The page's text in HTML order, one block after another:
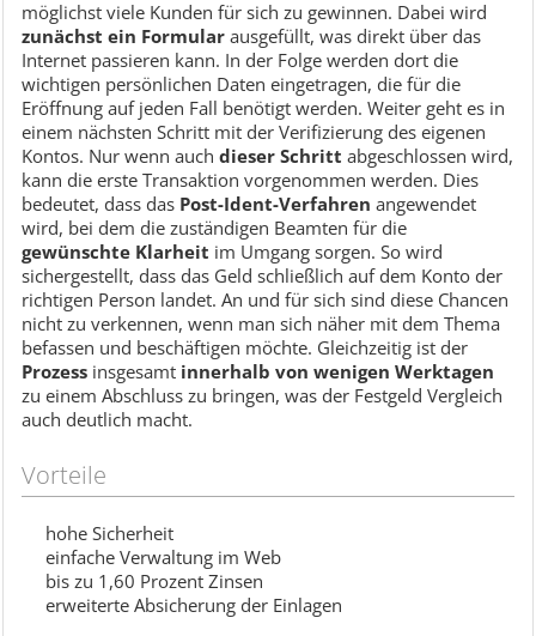
möglichst viele Kunden für sich zu gewinnen. Dabei wird
zunächst ein Formular ausgefüllt, was direkt über das
Internet passieren kann. In der Folge werden dort die
wichtigen persönlichen Daten eingetragen, die für die
Eröffnung auf jeden Fall benötigt werden. Weiter geht es in
einem nächsten Schritt mit der Verifizierung des eigenen
Kontos. Nur wenn auchdieser Schritt abgeschlossen wird,
kann die erste Transaktion vorgenommen werden. Dies
bedeutet, dass das Post-Ident-Verfahren angewendet
wird, bei dem die zuständigen Beamten für die
gewünschte Klarheit im Umgang sorgen. So wird
sichergestellt, dass das Geld schließlich auf dem Konto der
richtigen Person landet. An und für sich sind diese Chancen
nicht zu verkennen, wenn man sich näher mit dem Thema
befassen und beschäftigen möchte. Gleichzeitig ist der
Prozess insgesamt innerhalb von wenigen Werktagen
zu einem Abschluss zu bringen, was der Festgeld Vergleich
auch deutlich macht.
Vorteile
hohe Sicherheit
einfache Verwaltung im Web
bis zu 1,60 Prozent Zinsen
erweiterte Absicherung der Einlagen